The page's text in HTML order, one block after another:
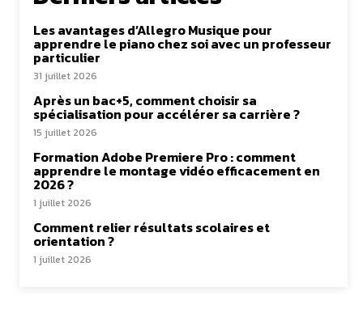
Les avantages d’Allegro Musique pour
apprendre le piano chez soi avec un professeur
particulier
31 juillet 2026
Après un bac+5, comment choisir sa
spécialisation pour accélérer sa carrière ?
15 juillet 2026
Formation Adobe Premiere Pro : comment
apprendre le montage vidéo efficacement en
2026 ?
1 juillet 2026
Comment relier résultats scolaires et
orientation ?
1 juillet 2026